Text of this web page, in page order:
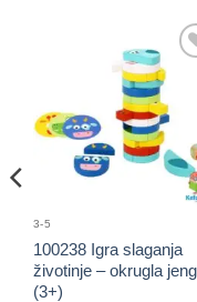
3-5
100238 Igra slaganja
životinje – okrugla
(3+)